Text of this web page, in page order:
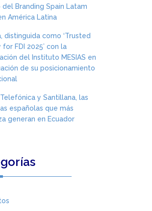
del Branding Spain Latam
América Latina
distinguida como ‘Trusted
FDI 2025’ con la
del Instituto MESIAS en
de su posicionamiento
y Santillana, las
españolas que más
generan en Ecuador